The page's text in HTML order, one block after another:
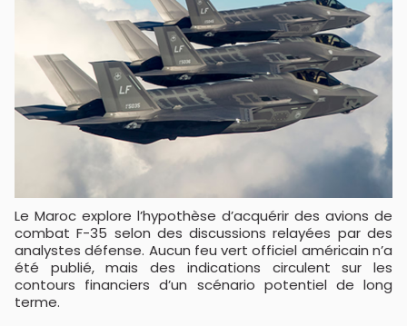
Le Maroc explore l’hypothèse d’acquérir des avions de
combat F-35 selon des discussions relayées par des
analystes défense. Aucun feu vert officiel américain n’a
été publié, mais des indications circulent sur les
contours financiers d’un scénario potentiel de long
terme.